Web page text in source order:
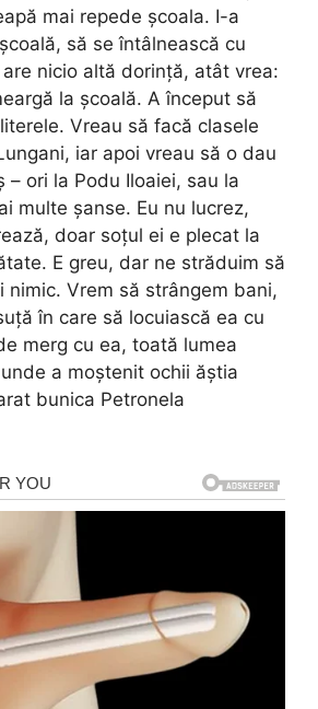
mai repede școala. I-a
să se întâlnească cu
are nicio altă dorință, atât vrea:
la școală. A început să
Vreau să facă clasele
iar apoi vreau să o dau
– ori la Podu Iloaiei, sau la
multe șanse. Eu nu lucrez,
doar soțul ei e plecat la
E greu, dar ne străduim să
nimic. Vrem să strângem bani,
în care să locuiască ea cu
merg cu ea, toată lumea
a moștenit ochii ăștia
bunica Petronela